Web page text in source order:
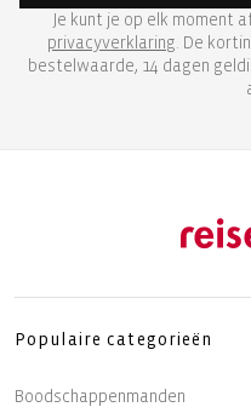
Je kunt je op elk moment
privacyverklaring. De
bestelwaarde, 14 dagen
Populaire categorieën
Boodschappenmanden